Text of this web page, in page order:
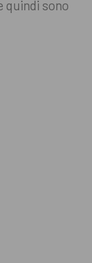
quindi sono